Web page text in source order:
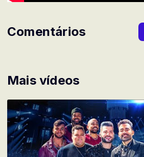
Mais vídeos
Comentários